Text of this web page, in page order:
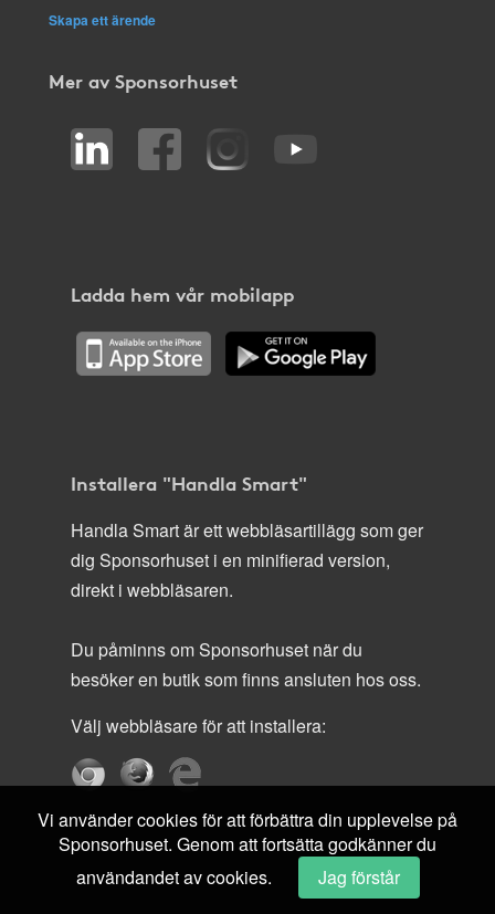
Skapa ett ärende
Mer av Sponsorhuset
Ladda hem vår mobilapp
Installera "Handla Smart"
Handla Smart är ett webbläsartillägg som ger
dig Sponsorhuset i en minifierad version,
direkt i webbläsaren.
Du påminns om Sponsorhuset när du
besöker en butik som finns ansluten hos oss.
Välj webbläsare för att installera:
Vi använder cookies för att förbättra din upplevelse på
Sponsorhuset. Genom att fortsätta godkänner du
användandet av cookies.
Jag förstår